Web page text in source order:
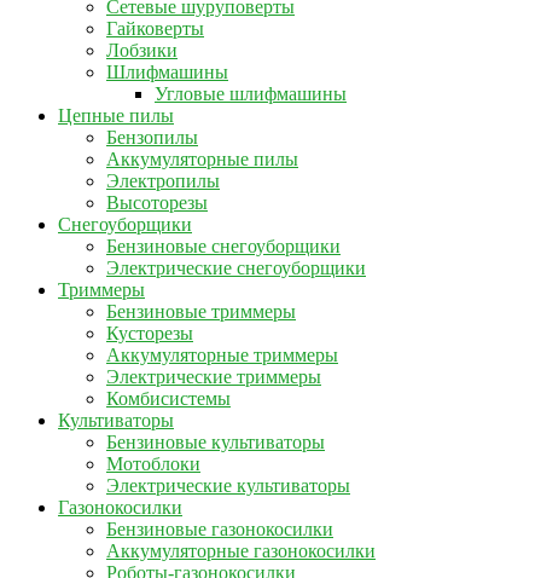
Сетевые шуруповерты
Гайковерты
Лобзики
Шлифмашины
Угловые шлифмашины
Цепные пилы
Бензопилы
Аккумуляторные пилы
Электропилы
Высоторезы
Снегоуборщики
Бензиновые снегоуборщики
Электрические снегоуборщики
Триммеры
Бензиновые триммеры
Кусторезы
Аккумуляторные триммеры
Электрические триммеры
Комбисистемы
Культиваторы
Бензиновые культиваторы
Мотоблоки
Электрические культиваторы
Газонокосилки
Бензиновые газонокосилки
Аккумуляторные газонокосилки
Роботы-газонокосилки